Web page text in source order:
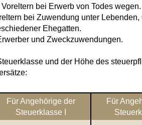
bei Erwerb von Todes wegen.
bei Zuwendung unter
Ehegatten.
und Zweckzuwendungen.
und der Höhe des
Für Angehörige der
Steuerklasse I
Für